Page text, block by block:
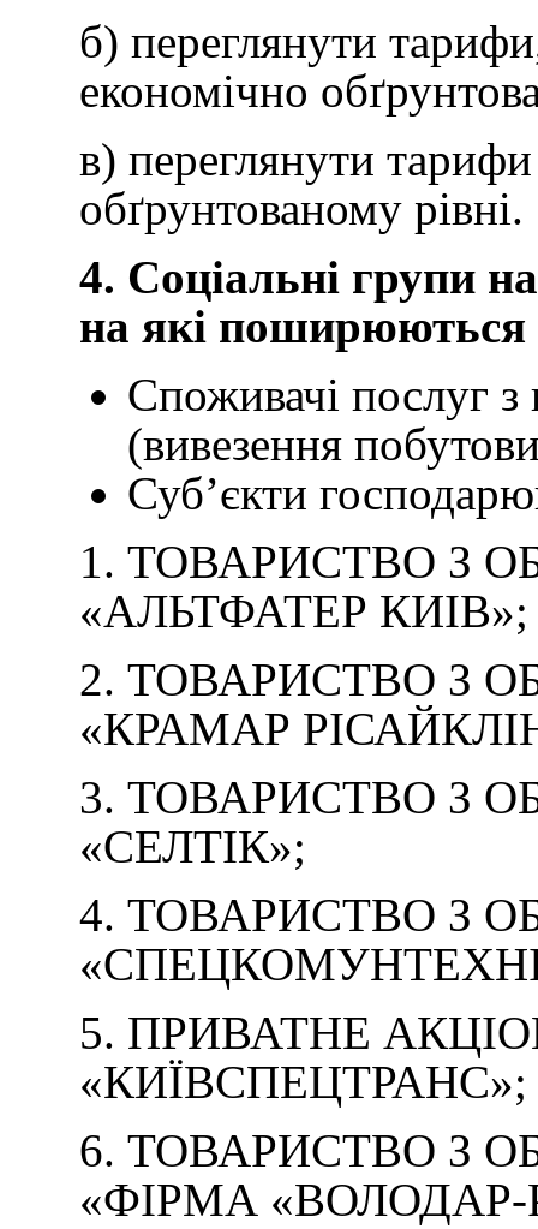
б) переглянути
економічно
в) переглянути
обґрунтованому рівні.
4. Соціальні групи
на які поширюються
Споживачі послуг
(вивезення
Суб’єкти
1. ТОВАРИСТВО З
«АЛЬТФАТЕР КИІВ»;
2. ТОВАРИСТВО З
«КРАМАР
3. ТОВАРИСТВО З
«СЕЛТІК»;
4. ТОВАРИСТВО З
5. ПРИВАТНЕ
«КИЇВСПЕЦТРАНС»;
6. ТОВАРИСТВО З
«ФІРМА «ВОЛОДАР-